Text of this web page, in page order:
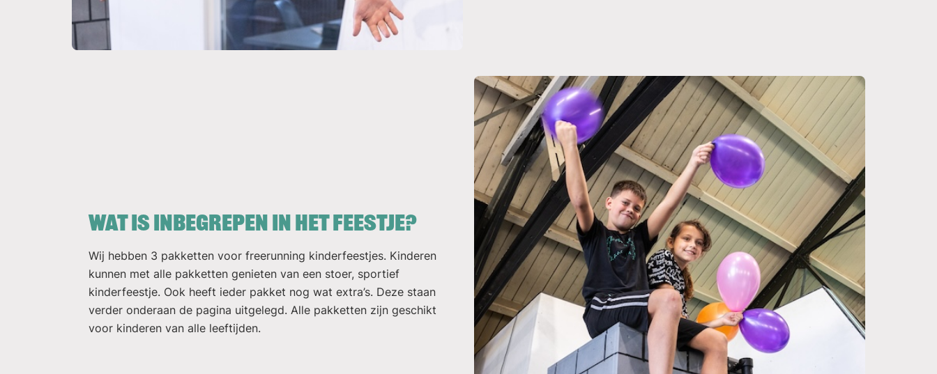
Wat is inbegrepen in het feestje?
Wij hebben 3 pakketten voor freerunning kinderfeestjes. Kinderen
kunnen met alle pakketten genieten van een stoer, sportief
kinderfeestje. Ook heeft ieder pakket nog wat extra’s. Deze staan
verder onderaan de pagina uitgelegd. Alle pakketten zijn geschikt
voor kinderen van alle leeftijden.